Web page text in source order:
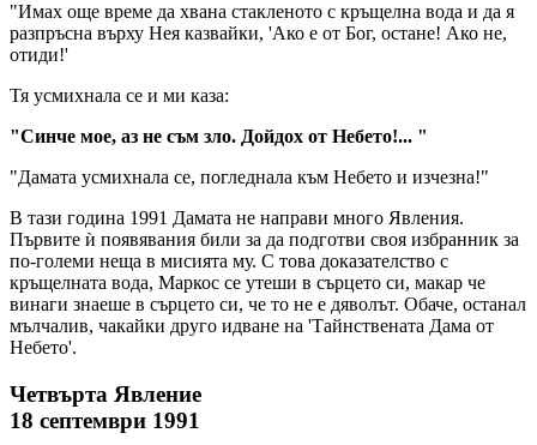
"Имах още време да хвана стакленото с кръщелна вода и да я
разпръсна върху Нея казвайки, 'Ако е от Бог, остане! Ако не,
отиди!'
Тя усмихнала се и ми каза:
"Синче мое, аз не съм зло. Дойдох от Небето!... "
"Дамата усмихнала се, погледнала към Небето и изчезна!"
В тази година 1991 Дамата не направи много Явления.
Първите ѝ появявания били за да подготви своя избранник за
по-големи неща в мисията му. С това доказателство с
кръщелната вода, Маркос се утеши в сърцето си, макар че
винаги знаеше в сърцето си, че то не е дяволът. Обаче, останал
мълчалив, чакайки друго идване на 'Тайнствената Дама от
Небето'.
Четвърта Явление
18 септември 1991